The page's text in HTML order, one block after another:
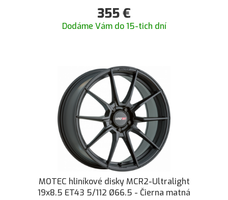
355€
Dodáme Vám do 15-tich dní
MOTEC hliníkové disky MCR2-Ultralight
19x8.5 ET43 5/112 Ø66.5 - Čierna matná